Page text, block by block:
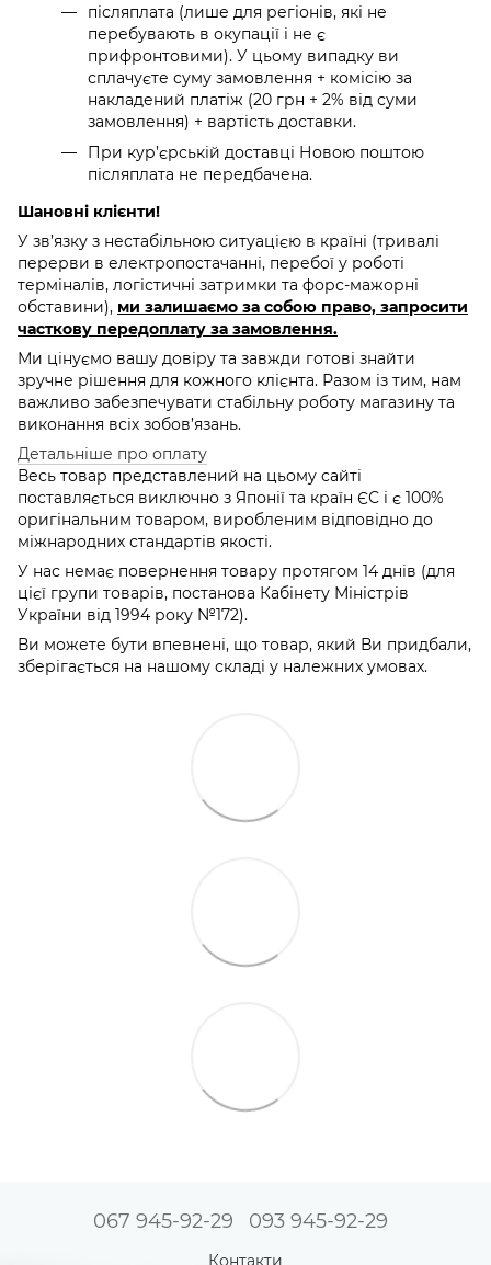
післяплата (лише для регіонів, які не
перебувають в окупації і не є
прифронтовими). У цьому випадку ви
сплачуєте суму замовлення + комісію за
накладений платіж (20 грн + 2% від суми
замовлення) + вартість доставки.
При кур’єрській доставці Новою поштою
післяплата не передбачена.
Шановні клієнти!
У зв’язку з нестабільною ситуацією в країні (тривалі
перерви в електропостачанні, перебої у роботі
терміналів, логістичні затримки та форс-мажорні
обставини), ми залишаємо за собою право, запросити
часткову передоплату за замовлення.
Ми цінуємо вашу довіру та завжди готові знайти
зручне рішення для кожного клієнта. Разом із тим, нам
важливо забезпечувати стабільну роботу магазину та
виконання всіх зобов’язань.
Детальніше про оплату
Весь товар представлений на цьому сайті
поставляється виключно з Японії та країн ЄС і є 100%
оригінальним товаром, виробленим відповідно до
міжнародних стандартів якості.
У нас немає повернення товару протягом 14 днів (для
цієї групи товарів, постанова Кабінету Міністрів
України від 1994 року №172).
Ви можете бути впевнені, що товар, який Ви придбали,
зберігається на нашому складі у належних умовах.
067 945-92-29 093 945-92-29
Контакти